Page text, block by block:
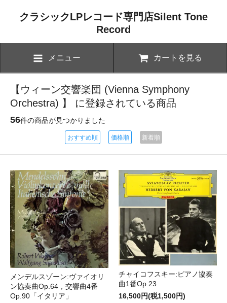
クラシックLPレコード専門店Silent Tone
Record
メニュー カートを見る
【ウィーン交響楽団 (Vienna Symphony
Orchestra) 】 に登録されている商品
56件の商品が見つかりました
おすすめ順 価格順 新着順
メンデルスゾーン:ヴァイオリ
ン協奏曲Op.64，交響曲4番
Op.90「イタリア」
チャイコフスキー:ピアノ協奏
曲1番Op.23
16,500円(税1,500円)